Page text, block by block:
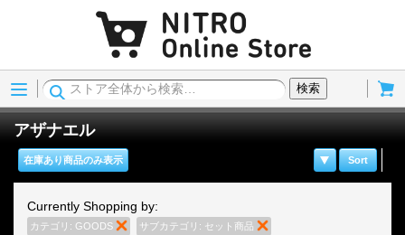
Menu
検索
アザナエル
Sort
在庫あり商品のみ表示
Currently Shopping by:
カテゴリ: GOODS 商品の削除
サブカテゴリ: セット商品